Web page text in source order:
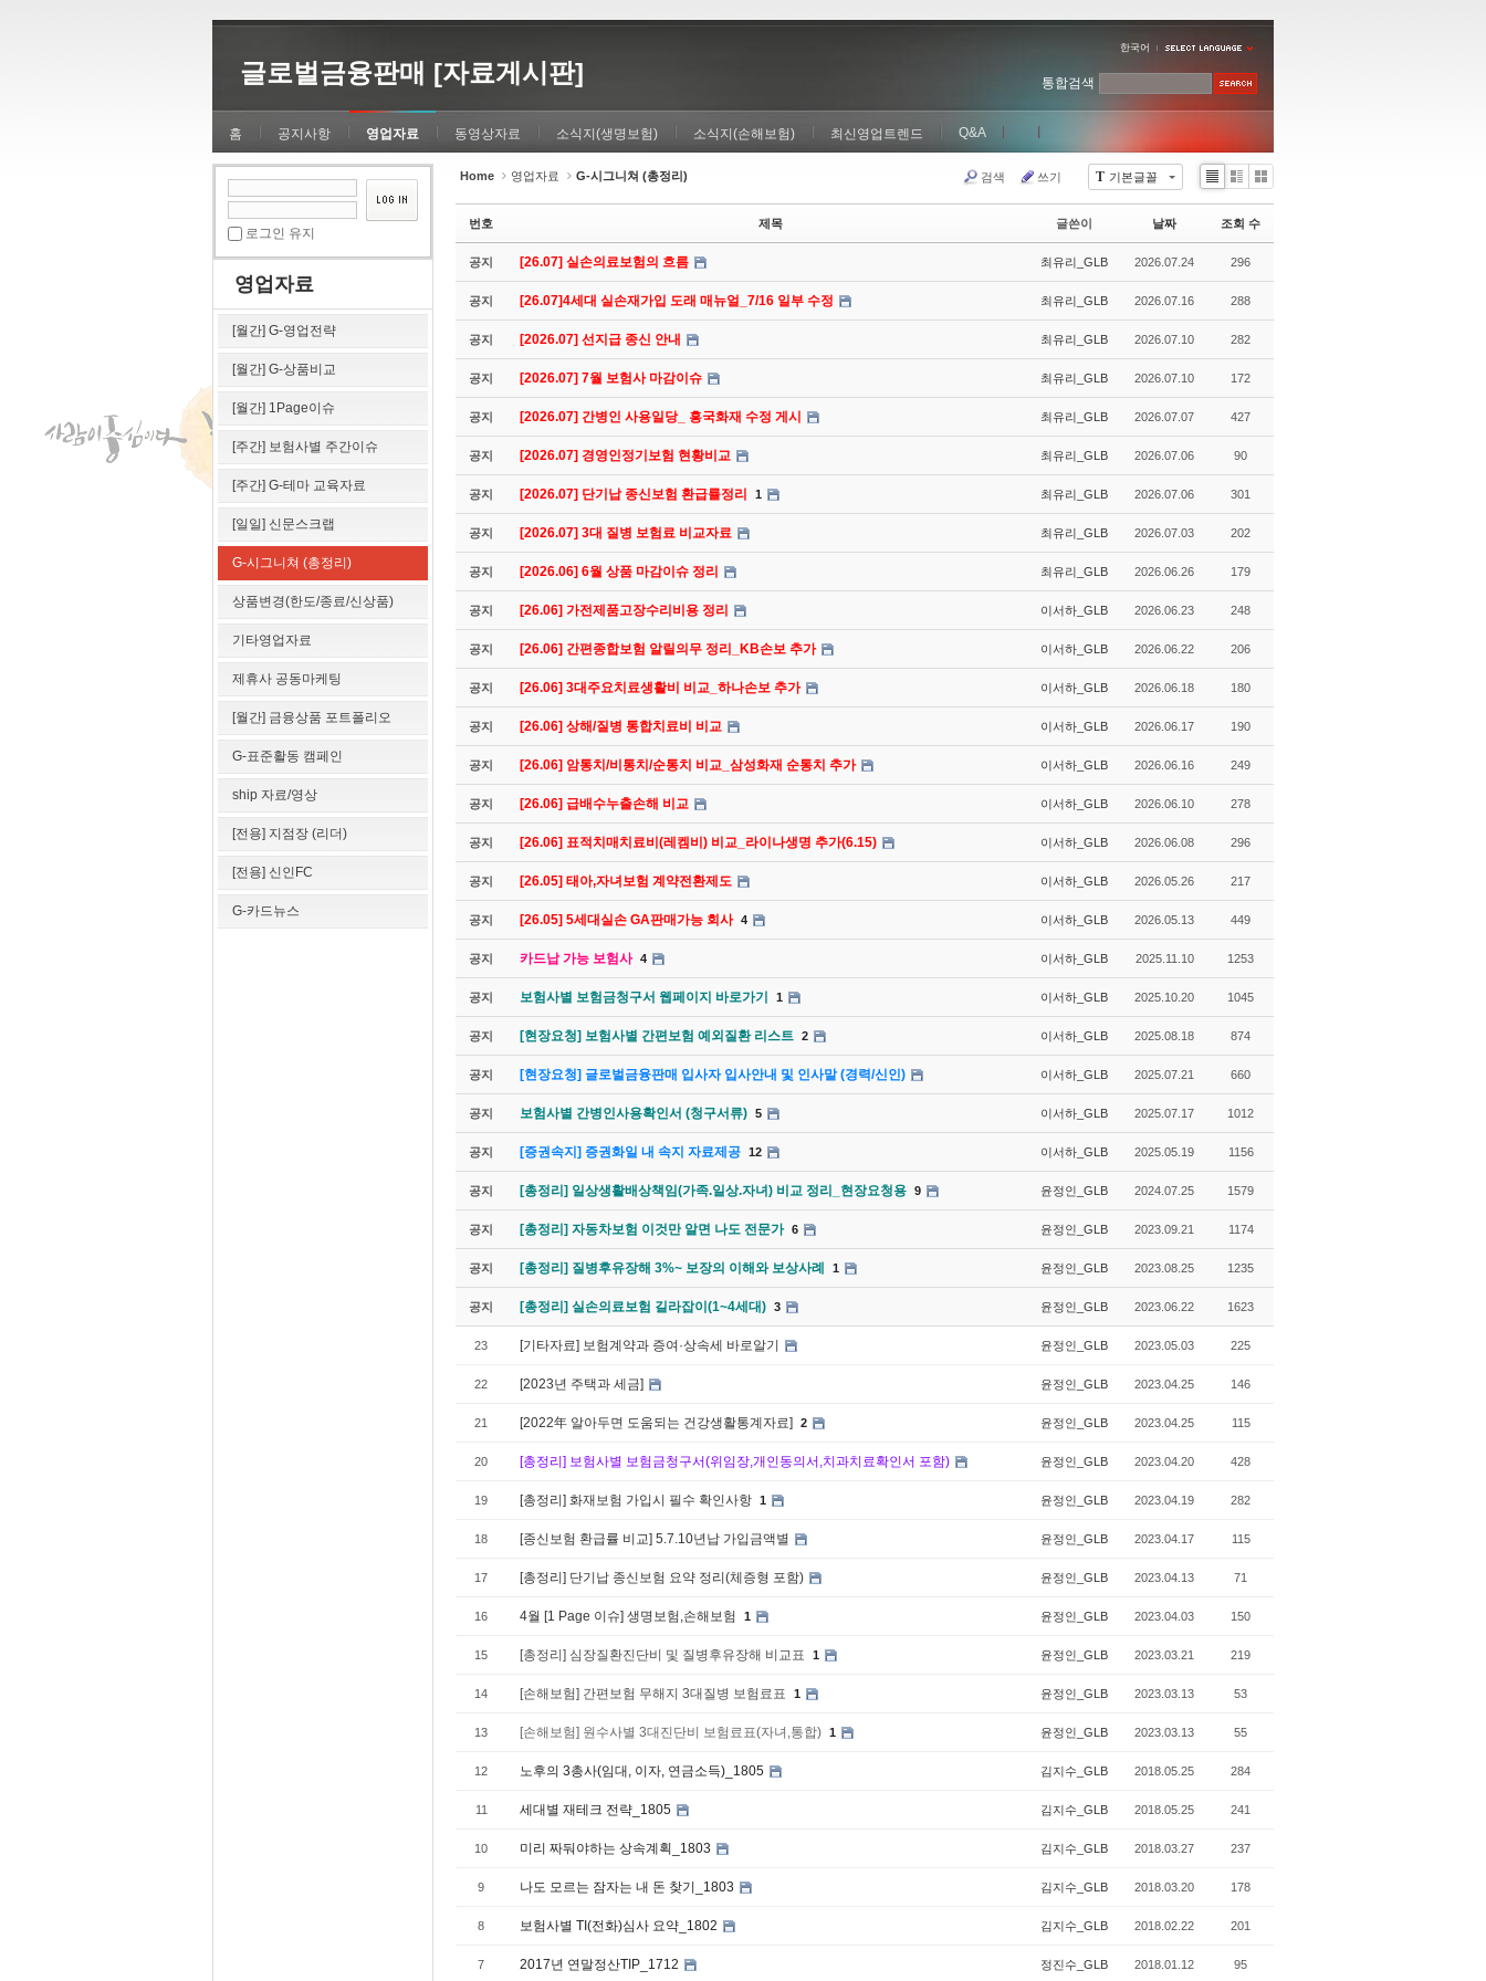
글로벌금융판매 [자료게시판]
한국어
홈 공지사항 영업자료 동영상자료 소식지(생명보험) 소식지(손해보험) 최신영업트렌드 Q&A
통합검색
로그인 유지
영업자료
[월간] G-영업전략
[월간] G-상품비교
[월간] 1Page이슈
[주간] 보험사별 주간이슈
[주간] G-테마 교육자료
[일일] 신문스크랩
G-시그니쳐 (총정리)
상품변경(한도/종료/신상품)
기타영업자료
제휴사 공동마케팅
[월간] 금융상품 포트폴리오
G-표준활동 캠페인
ship 자료/영상
[전용] 지점장 (리더)
[전용] 신인FC
G-카드뉴스
Home 영업자료 G-시그니쳐 (총정리) T 기본글꼴
검색 쓰기
Li
Zi
e
G
le
번호 제목 글쓴이 날짜 조회 수
공지 [26.07] 실손의료보험의 흐름 최유리_GLB 2026.07.24 296
공지 [26.07]4세대 실손재가입 도래 매뉴얼_7/16 일부 수정 최유리_GLB 2026.07.16 288
공지 [2026.07] 선지급 종신 안내 최유리_GLB 2026.07.10 282
공지 [2026.07] 7월 보험사 마감이슈 최유리_GLB 2026.07.10 172
공지 [2026.07] 간병인 사용일당_ 흥국화재 수정 게시 최유리_GLB 2026.07.07 427
공지 [2026.07] 경영인정기보험 현황비교 최유리_GLB 2026.07.06 90
공지 [2026.07] 단기납 종신보험 환급률정리 1 최유리_GLB 2026.07.06 301
공지 [2026.07] 3대 질병 보험료 비교자료 최유리_GLB 2026.07.03 202
공지 [2026.06] 6월 상품 마감이슈 정리 최유리_GLB 2026.06.26 179
공지 [26.06] 가전제품고장수리비용 정리 이서하_GLB 2026.06.23 248
공지 [26.06] 간편종합보험 알릴의무 정리_KB손보 추가 이서하_GLB 2026.06.22 206
공지 [26.06] 3대주요치료생활비 비교_하나손보 추가 이서하_GLB 2026.06.18 180
공지 [26.06] 상해/질병 통합치료비 비교 이서하_GLB 2026.06.17 190
공지 [26.06] 암통치/비통치/순통치 비교_삼성화재 순통치 추가 이서하_GLB 2026.06.16 249
공지 [26.06] 급배수누출손해 비교 이서하_GLB 2026.06.10 278
공지 [26.06] 표적치매치료비(레켐비) 비교_라이나생명 추가(6.15) 이서하_GLB 2026.06.08 296
공지 [26.05] 태아,자녀보험 계약전환제도 이서하_GLB 2026.05.26 217
공지 [26.05] 5세대실손 GA판매가능 회사 4 이서하_GLB 2026.05.13 449
공지 카드납 가능 보험사 4 이서하_GLB 2025.11.10 1253
공지 보험사별 보험금청구서 웹페이지 바로가기 1 이서하_GLB 2025.10.20 1045
공지 [현장요청] 보험사별 간편보험 예외질환 리스트 2 이서하_GLB 2025.08.18 874
공지 [현장요청] 글로벌금융판매 입사자 입사안내 및 인사말 (경력/신인) 이서하_GLB 2025.07.21 660
공지 보험사별 간병인사용확인서 (청구서류) 5 이서하_GLB 2025.07.17 1012
공지 [증권속지] 증권화일 내 속지 자료제공 12 이서하_GLB 2025.05.19 1156
공지 [총정리] 일상생활배상책임(가족.일상.자녀) 비교 정리_현장요청용 9 윤정인_GLB 2024.07.25 1579
공지 [총정리] 자동차보험 이것만 알면 나도 전문가 6 윤정인_GLB 2023.09.21 1174
공지 [총정리] 질병후유장해 3%~ 보장의 이해와 보상사례 1 윤정인_GLB 2023.08.25 1235
공지 [총정리] 실손의료보험 길라잡이(1~4세대) 3 윤정인_GLB 2023.06.22 1623
23 [기타자료] 보험계약과 증여·상속세 바로알기 윤정인_GLB 2023.05.03 225
22 [2023년 주택과 세금] 윤정인_GLB 2023.04.25 146
21 [2022年 알아두면 도움되는 건강생활통계자료] 2 윤정인_GLB 2023.04.25 115
20 [총정리] 보험사별 보험금청구서(위임장,개인동의서,치과치료확인서 포함) 윤정인_GLB 2023.04.20 428
19 [총정리] 화재보험 가입시 필수 확인사항 1 윤정인_GLB 2023.04.19 282
18 [종신보험 환급률 비교] 5.7.10년납 가입금액별 윤정인_GLB 2023.04.17 115
17 [총정리] 단기납 종신보험 요약 정리(체증형 포함) 윤정인_GLB 2023.04.13 71
16 4월 [1 Page 이슈] 생명보험,손해보험 1 윤정인_GLB 2023.04.03 150
15 [총정리] 심장질환진단비 및 질병후유장해 비교표 1 윤정인_GLB 2023.03.21 219
14 [손해보험] 간편보험 무해지 3대질병 보험료표 1 윤정인_GLB 2023.03.13 53
13 [손해보험] 원수사별 3대진단비 보험료표(자녀,통합) 1 윤정인_GLB 2023.03.13 55
12 노후의 3총사(임대, 이자, 연금소득)_1805 김지수_GLB 2018.05.25 284
11 세대별 재테크 전략_1805 김지수_GLB 2018.05.25 241
10 미리 짜둬야하는 상속계획_1803 김지수_GLB 2018.03.27 237
9 나도 모르는 잠자는 내 돈 찾기_1803 김지수_GLB 2018.03.20 178
8 보험사별 TI(전화)심사 요약_1802 김지수_GLB 2018.02.22 201
7 2017년 연말정산TIP_1712 정진수_GLB 2018.01.12 95
Sketchbook5, 스케치북5
Sketchbook5, 스케치북5
Sketchbook5, 스케치북5
Sketchbook5, 스케치북5